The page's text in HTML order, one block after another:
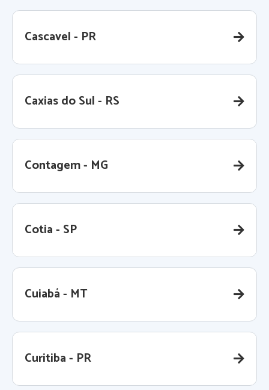
Cascavel - PR
Caxias do Sul - RS
Contagem - MG
Cotia - SP
Cuiabá - MT
Curitiba - PR